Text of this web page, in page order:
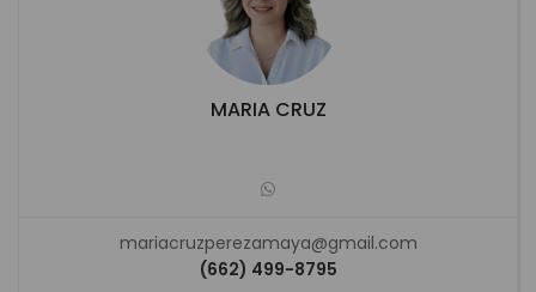
MARIA CRUZ
mariacruzperezamaya@gmail.com
(662) 499-8795